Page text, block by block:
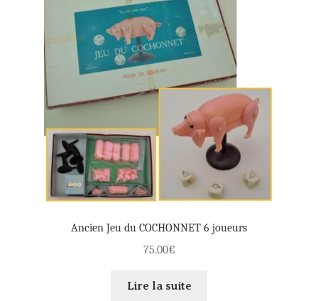
Ancien Jeu du COCHONNET 6 joueurs
75.00€
Lire la suite